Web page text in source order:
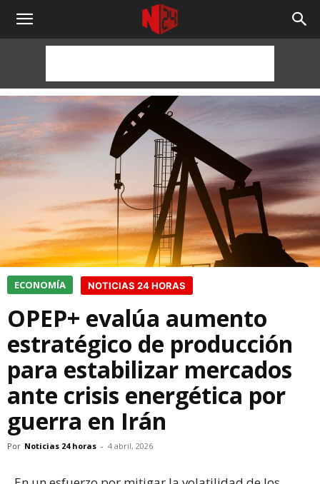
NOTICIAS
HORAS
ECONOMÍA NOTICIAS 24 HORAS
OPEP+ evalúa aumento
estratégico de producción
para estabilizar mercados
ante crisis energética por
guerra en Irán
Por Noticias 24 horas - 4 abril, 2026